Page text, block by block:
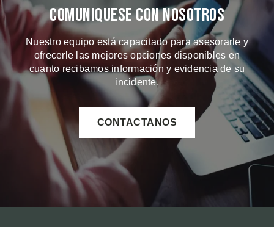
Comuniquese Con Nosotros
Nuestro equipo está capacitado para asesorarle y
ofrecerle las mejores opciones disponibles en
cuanto recibamos información y evidencia de su
incidente.
CONTACTANOS